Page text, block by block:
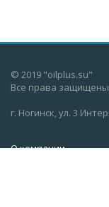
© 2019 "oilplus.su"
Все права
г. Ногинск, ул. 3
О компании